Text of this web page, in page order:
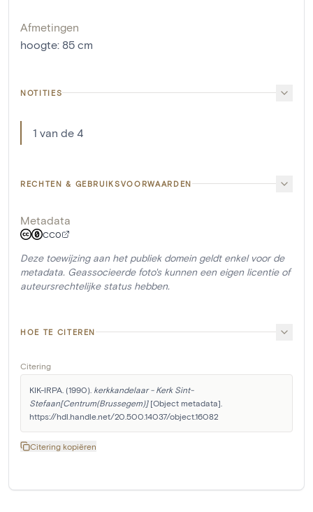
Afmetingen
hoogte: 85 cm
NOTITIES
1 van de 4
RECHTEN & GEBRUIKSVOORWAARDEN
Metadata
CC0
Deze toewijzing aan het publiek domein geldt enkel voor de
metadata. Geassocieerde foto's kunnen een eigen licentie of
auteursrechtelijke status hebben.
HOE TE CITEREN
Citering
KIK-IRPA. (1990). kerkkandelaar - Kerk Sint-
Stefaan[Centrum(Brussegem)] [Object metadata].
https://hdl.handle.net/20.500.14037/object.16082
Citering kopiëren